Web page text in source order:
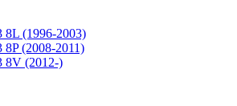
8L (1996-2003)
8P (2008-2011)
8V (2012-)